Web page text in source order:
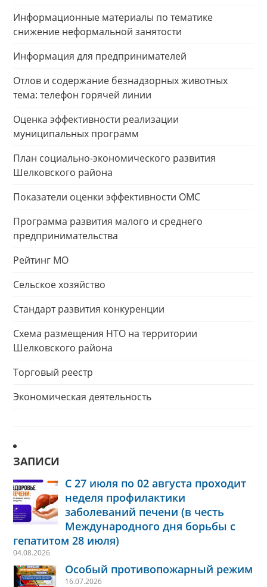
Информационные материалы по тематике
снижение неформальной занятости
Информация для предпринимателей
Отлов и содержание безнадзорных животных
тема: телефон горячей линии
Оценка эффективности реализации
муниципальных программ
План социально-экономического развития
Шелковского района
Показатели оценки эффективности ОМС
Программа развития малого и среднего
предпринимательства
Рейтинг МО
Сельское хозяйство
Стандарт развития конкуренции
Схема размещения НТО на территории
Шелковского района
Торговый реестр
Экономическая деятельность
ЗАПИСИ
С 27 июля по 02 августа проходит
неделя профилактики
заболеваний печени (в честь
Международного дня борьбы с
гепатитом 28 июля)
04.08.2026
Особый противопожарный режим
16.07.2026